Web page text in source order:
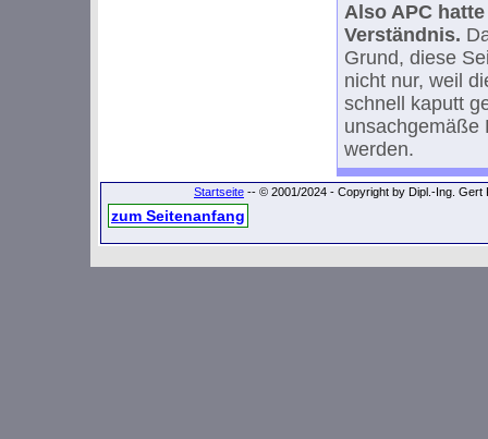
Also APC
Verständnis.
Grund, diese
nicht nur, weil
schnell kaputt
unsachgemäße
werden.
Startseite -- © 2001/2024 - Copyright by Dipl.-Ing.
zum Seitenanfang